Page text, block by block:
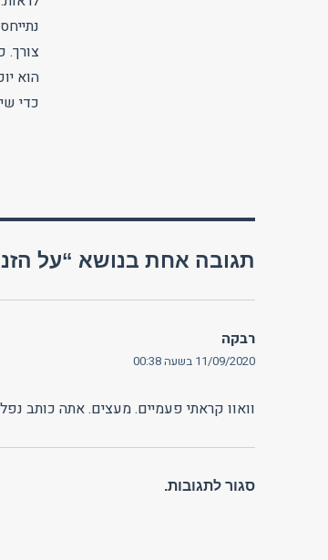
צורך.
הוא
כדי
תגובה אחת בנושא “על
רבקה
11/09/2020 בשעה 00:38
וואוו קראתי פעמיים. מעצים. אתה כותב
סגור לתגובות.